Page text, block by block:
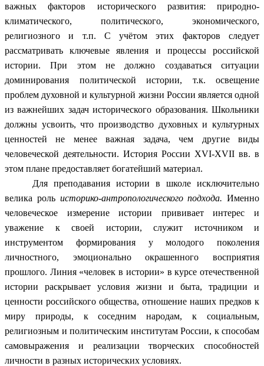
важных факторов исторического развития: природно-
климатического, политического, экономического,
религиозного и т.п. С учётом этих факторов следует
рассматривать ключевые явления и процессы российской
истории. При этом не должно создаваться ситуации
доминирования политической истории, т.к. освещение
проблем духовной и культурной жизни России является одной
из важнейших задач исторического образования. Школьники
должны усвоить, что производство духовных и культурных
ценностей не менее важная задача, чем другие виды
человеческой деятельности. История России XVI-XVII вв. в
этом плане предоставляет богатейший материал.
Для преподавания истории в школе исключительно
велика роль историко-антропологического подхода. Именно
человеческое измерение истории прививает интерес и
уважение к своей истории, служит источником и
инструментом формирования у молодого поколения
личностного, эмоционально окрашенного восприятия
прошлого. Линия «человек в истории» в курсе отечественной
истории раскрывает условия жизни и быта, традиции и
ценности российского общества, отношение наших предков к
миру природы, к соседним народам, к социальным,
религиозным и политическим институтам России, к способам
самовыражения и реализации творческих способностей
личности в разных исторических условиях.